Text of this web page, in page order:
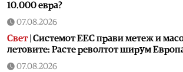
10.000 евра?
07.08.2026
Свет| Системот ЕЕС прави метеж и
летовите: Расте револтот ширум
07.08.2026